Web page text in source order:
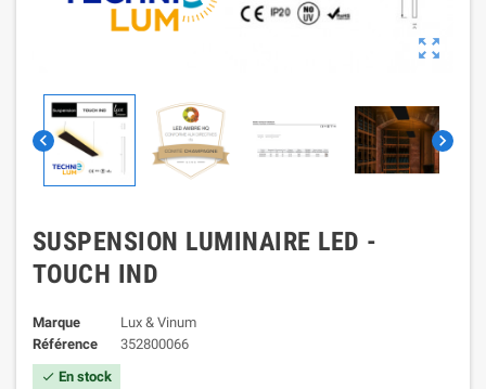

 
SUSPENSION LUMINAIRE LED -
TOUCH IND
Marque
Lux & Vinum
Référence
352800066
 En stock